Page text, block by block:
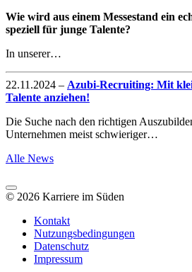
Wie wird aus einem Messestand ein
speziell für junge Talente?
In unserer…
22.11.2024 – Azubi-Recruiting: Mit
Talente anziehen!
Die Suche nach den richtigen
Unternehmen meist schwieriger…
Alle News
© 2026 Karriere im Süden
Kontakt
Nutzungsbedingungen
Datenschutz
Impressum